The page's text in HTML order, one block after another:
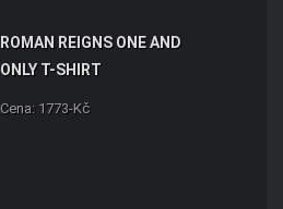
ROMAN REIGNS ONE AND
ONLY T-SHIRT
Cena: 1773-Kč